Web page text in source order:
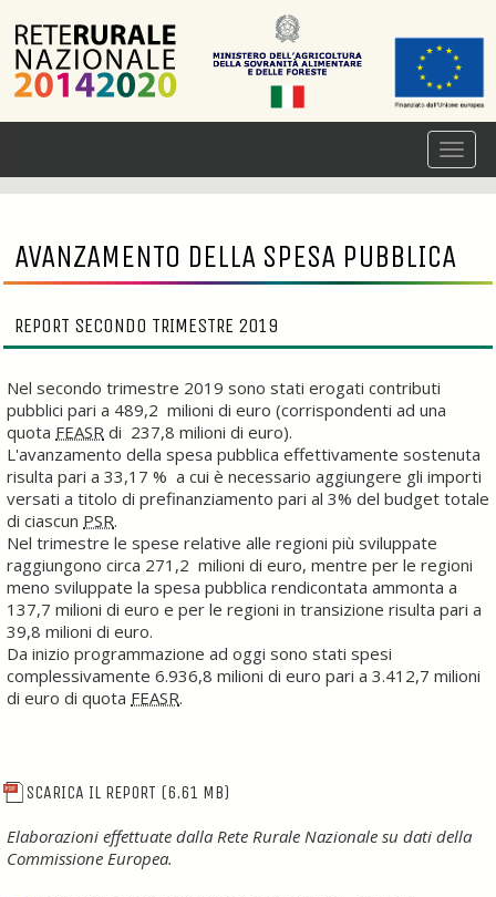
AVANZAMENTO DELLA SPESA PUBBLICA
REPORT SECONDO TRIMESTRE 2019
Nel secondo trimestre 2019 sono stati erogati contributi
pubblici pari a 489,2 milioni di euro (corrispondenti ad una
quota FEASR di 237,8 milioni di euro).
L'avanzamento della spesa pubblica effettivamente sostenuta
risulta pari a 33,17 % a cui è necessario aggiungere gli importi
versati a titolo di prefinanziamento pari al 3% del budget totale
di ciascun PSR.
Nel trimestre le spese relative alle regioni più sviluppate
raggiungono circa 271,2 milioni di euro, mentre per le regioni
meno sviluppate la spesa pubblica rendicontata ammonta a
137,7 milioni di euro e per le regioni in transizione risulta pari a
39,8 milioni di euro.
Da inizio programmazione ad oggi sono stati spesi
complessivamente 6.936,8 milioni di euro pari a 3.412,7 milioni
di euro di quota FEASR.
SCARICA IL REPORT (6.61 MB)
Elaborazioni effettuate dalla Rete Rurale Nazionale su dati della
Commissione Europea.